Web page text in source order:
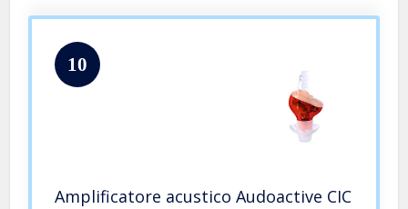
10
Amplificatore acustico Audoactive CIC